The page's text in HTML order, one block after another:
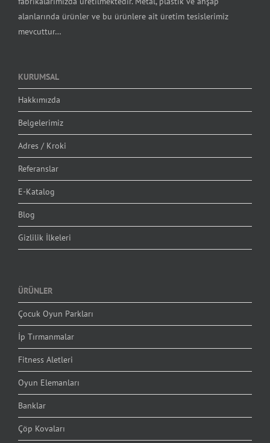
alanlarında ürünler ve bu ürünlere ait üretim tesislerimiz
mevcuttur…
KURUMSAL
Hakkımızda
Belgelerimiz
Adres / Kroki
Referanslar
E-Katalog
Blog
Gizlilik İlkeleri
ÜRÜNLER
Çocuk Oyun Parkları
İp Tırmanmalar
Fitness Aletleri
Oyun Elemanları
Banklar
Çöp Kovaları